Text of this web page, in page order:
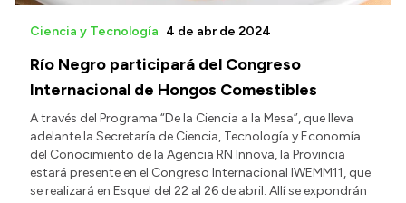
Río Negro participará del Congreso
Internacional de Hongos Comestibles
Ciencia y Tecnología 4 de abr de 2024
A través del Programa “De la Ciencia a la Mesa”, que lleva
adelante la Secretaría de Ciencia, Tecnología y Economía
del Conocimiento de la Agencia RN Innova, la Provincia
estará presente en el Congreso Internacional IWEMM11, que
se realizará en Esquel del 22 al 26 de abril. Allí se expondrán